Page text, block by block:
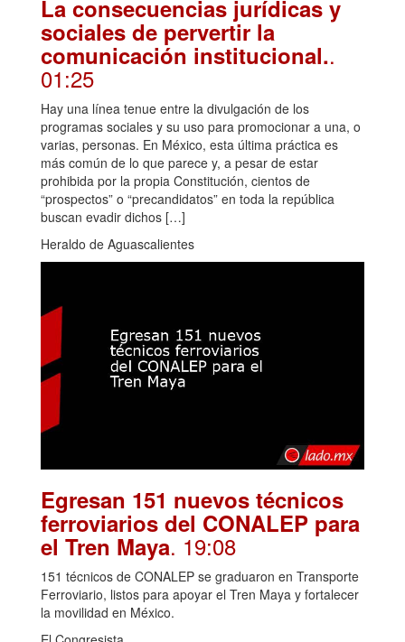
La consecuencias jurídicas y
sociales de pervertir la
comunicación institucional..
01:25
Hay una línea tenue entre la divulgación de los
programas sociales y su uso para promocionar a una, o
varias, personas. En México, esta última práctica es
más común de lo que parece y, a pesar de estar
prohibida por la propia Constitución, cientos de
“prospectos” o “precandidatos” en toda la república
buscan evadir dichos […]
Heraldo de Aguascalientes
Egresan 151 nuevos técnicos
ferroviarios del CONALEP para
el Tren Maya. 19:08
151 técnicos de CONALEP se graduaron en Transporte
Ferroviario, listos para apoyar el Tren Maya y fortalecer
la movilidad en México.